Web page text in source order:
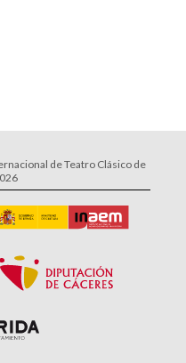
de Teatro Clásico de